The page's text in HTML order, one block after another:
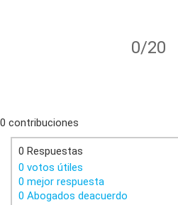
0/20
0 contribuciones
0 Respuestas
0 votos útiles
0 mejor respuesta
0 Abogados deacuerdo